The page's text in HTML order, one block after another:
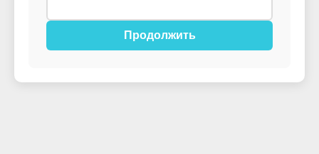
Продолжить